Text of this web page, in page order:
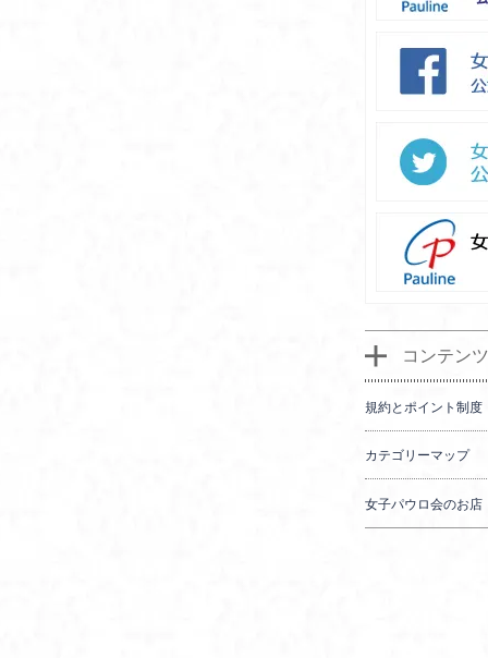
コンテンツ
規約とポイント制度
カテゴリーマップ
女子パウロ会のお店